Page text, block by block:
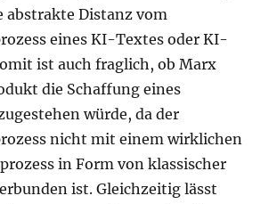
abstrakte Distanz vom
eines KI-Textes oder KI-
ist auch fraglich, ob Marx
die Schaffung eines
würde, da der
nicht mit einem wirklichen
in Form von klassischer
ist. Gleichzeitig lässt